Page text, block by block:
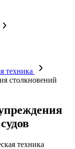
техника
столкновений
техника